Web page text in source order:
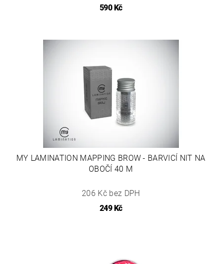
590 Kč
MY LAMINATION MAPPING BROW - BARVICÍ NIT NA
OBOČÍ 40 M
206 Kč bez DPH
249 Kč